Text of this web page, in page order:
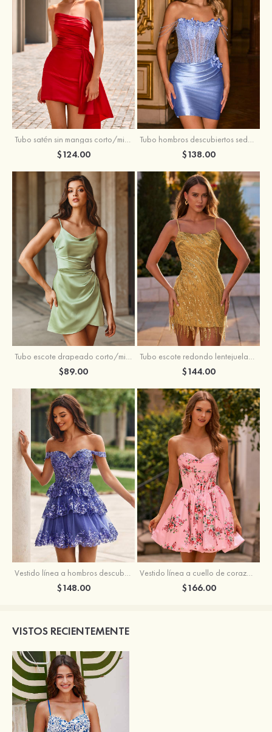
Tubo satén sin mangas corto/mini vestido para homecoming
$124.00
Tubo hombros descubiertos seda como el satén corto vestido para homecoming
$138.00
$89.00 $144.00
Vestido línea a hombros descubiertos tul corto/mini vestido para homecoming
$148.00
Vestido línea a cuello de corazón satén corto vestido para homecoming
$166.00
VISTOS RECIENTEMENTE